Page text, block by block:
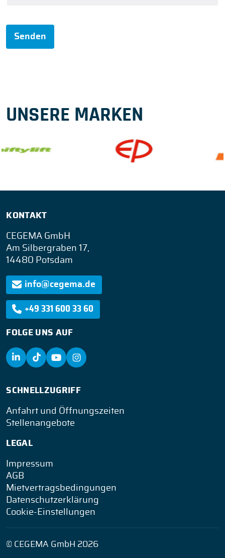
Senden
UNSERE MARKEN
KONTAKT
CEGEMA GmbH
Am Silbergraben 17,
14480 Potsdam
info@cegema.de
+49 331 600 33 60
FOLGE UNS AUF
SCHNELLZUGRIFF
Anfahrt und Öffnungszeiten
Stellenangebote
LEGAL
Impressum
AGB
Mietvertragsbedingungen
Datenschutzerklärung
Cookie-Einstellungen
© CEGEMA GmbH 2026